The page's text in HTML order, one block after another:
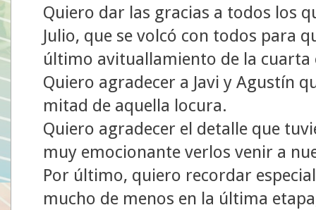
Quiero dar las gracias a todos los
Julio, que se volcó con todos para
último avituallamiento de la cuarta
Quiero agradecer a Javi y Agustín
mitad de aquella locura.
Quiero agradecer el detalle que
muy emocionante verlos venir a
Por último, quiero recordar
mucho de menos en la última